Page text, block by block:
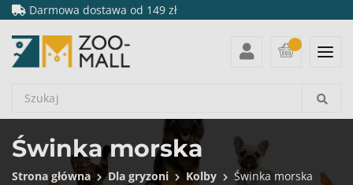
Darmowa dostawa od 149 zł
Świnka morska
Strona główna Dla gryzoni Kolby Świnka morska